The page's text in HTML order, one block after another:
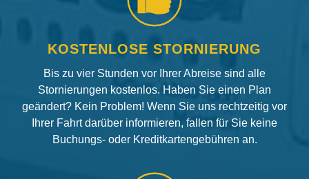
KOSTENLOSE STORNIERUNG
Bis zu vier Stunden vor Ihrer Abreise sind alle
Stornierungen kostenlos. Haben Sie einen Plan
geändert? Kein Problem! Wenn Sie uns rechtzeitig vor
Ihrer Fahrt darüber informieren, fallen für Sie keine
Buchungs- oder Kreditkartengebühren an.